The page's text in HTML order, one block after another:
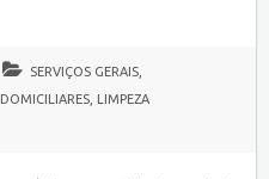
SERVIÇOS GERAIS,
DOMICILIARES, LIMPEZA